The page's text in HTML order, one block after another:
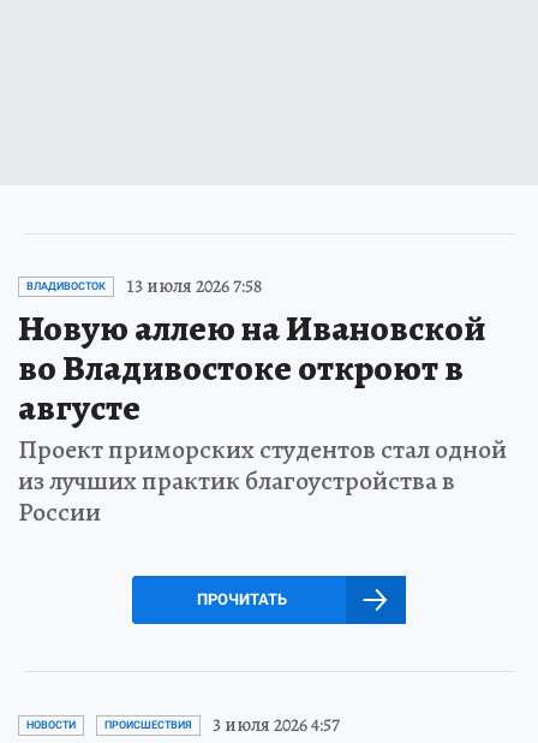
ВЛАДИВОСТОК 13 июля 2026 7:58
Новую аллею на Ивановской
во Владивостоке откроют в
августе
Проект приморских студентов стал одной
из лучших практик благоустройства в
России
ПРОЧИТАТЬ
НОВОСТИ ПРОИСШЕСТВИЯ 3 июля 2026 4:57